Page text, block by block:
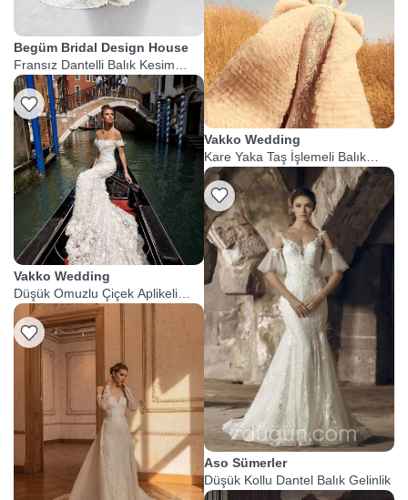
Begüm Bridal Design House
Fransız Dantelli Balık Kesim
Gelinlik
Vakko Wedding
Düşük Omuzlu Çiçek Aplikeli
Balık Gelinlik
Vakko Wedding
Kare Yaka Taş İşlemeli Balık
Gelinlik
Aso Sümerler
Düşük Kollu Dantel Balık Gelinlik